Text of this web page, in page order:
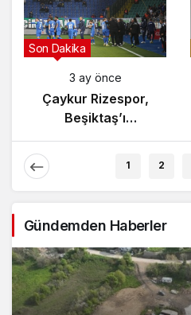
Gündem
3 ay önce
Yunanistan’da
Zeybek Tartışması
1 2
Gündemden Haberler